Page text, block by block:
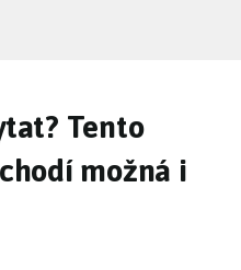
Tento
možná i